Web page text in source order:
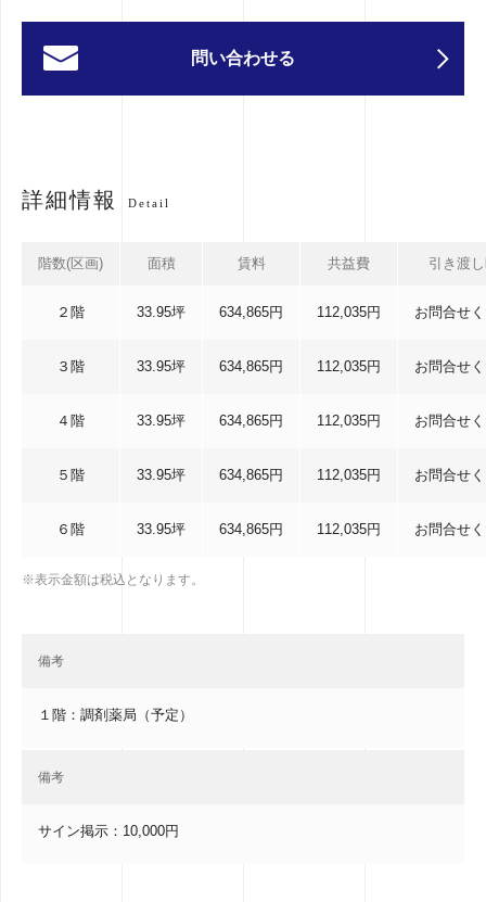
問い合わせる
詳細情報 Detail
階数(区画) 面積 賃料 共益費 引き渡
２階 33.95坪 634,865円 112,035円 お問合せ
３階 33.95坪 634,865円 112,035円 お問合せ
４階 33.95坪 634,865円 112,035円 お問合せ
５階 33.95坪 634,865円 112,035円 お問合せ
６階 33.95坪 634,865円 112,035円 お問合せ
※表示金額は税込となります。
備考
１階：調剤薬局（予定）
備考
サイン掲示：10,000円